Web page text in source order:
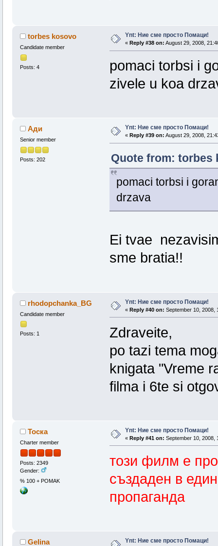
torbes kosovo
Candidate member
Posts: 4
Ynt: Ние сме просто Помаци!
« Reply #38 on: August 29, 2008,
pomaci torbsi i
zivele u koa
Ади
Senior member
Posts: 202
Ynt: Ние сме просто Помаци!
« Reply #39 on: August 29, 2008,
Quote from: torbes
pomaci torbsi i
drzava
Ei tvae
sme bratia!!
rhodopchanka_BG
Candidate member
Posts: 1
Ynt: Ние сме просто Помаци!
« Reply #40 on: September 10, 2008,
Zdraveite,
po tazi tema
knigata "Vreme
filma i 6te si
Тоска
Charter member
Posts: 2349
Gender:
% 100 + POMAK
Ynt: Ние сме просто Помаци!
« Reply #41 on: September 10, 2008,
тoзи филм е
създаден в
пропаганда
Gelina Ynt: Ние сме просто Помаци!